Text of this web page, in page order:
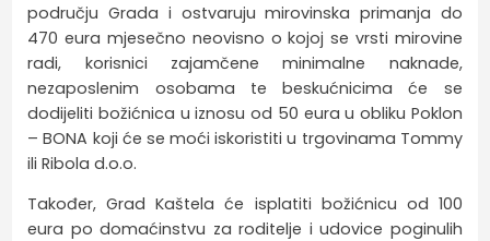
području Grada i ostvaruju mirovinska primanja do
470 eura mjesečno neovisno o kojoj se vrsti mirovine
radi, korisnici zajamčene minimalne naknade,
nezaposlenim osobama te beskućnicima će se
dodijeliti božićnica u iznosu od 50 eura u obliku Poklon
– BONA koji će se moći iskoristiti u trgovinama Tommy
ili Ribola d.o.o.
Također, Grad Kaštela će isplatiti božićnicu od 100
eura po domaćinstvu za roditelje i udovice poginulih